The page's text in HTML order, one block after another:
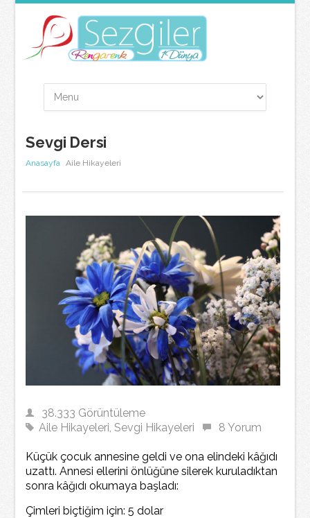
Sevgi Dersi
Anasayfa Aile Hikayeleri
38.333 Görüntüleme
Aile Hikayeleri,Sevgi Hikayeleri 8 Yorum
Küçük çocuk annesine geldi ve ona elindeki kâğıdı
uzattı. Annesi ellerini önlüğüne silerek kuruladıktan
sonra kâğıdı okumaya başladı:
Çimleri biçtiğim için: 5 dolar